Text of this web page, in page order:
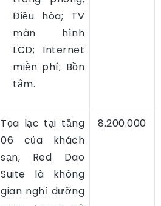
Điều hòa; TV
màn hình
LCD; Internet
miễn phí; Bồn
tắm.
Tọa lạc tại tầng
06 của khách
sạn, Red Dao
Suite là không
gian nghỉ dưỡng
8.200.000